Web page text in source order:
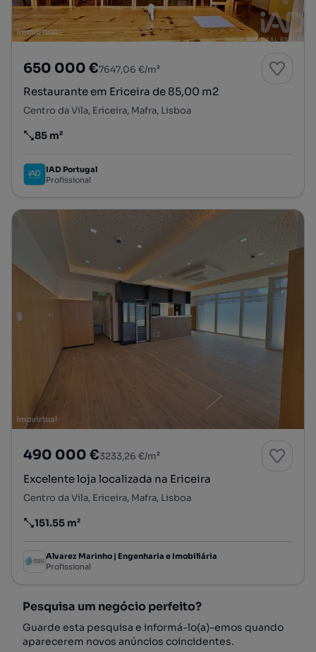
650 000 €7647,06 €/m²
Restaurante em Ericeira de 85,00 m2
Centro da Vila, Ericeira, Mafra, Lisboa
Preço por metro quadrado
85 m²
IAD Portugal
Profissional
490 000 €3233,26 €/m²
Excelente loja localizada na Ericeira
Centro da Vila, Ericeira, Mafra, Lisboa
Preço por metro quadrado
151.55 m²
Alvarez Marinho | Engenharia e Imobiliária
Profissional
Pesquisa um negócio perfeito?
Guarde esta pesquisa e informá-lo(a)-emos quando
aparecerem novos anúncios coincidentes.